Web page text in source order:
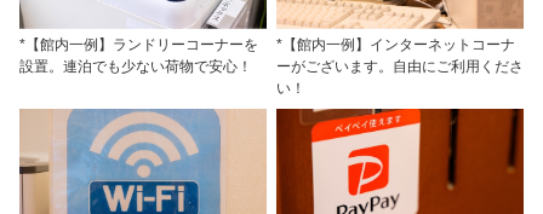
*【館内一例】ランドリーコーナーを
設置。連泊でも少ない荷物で安心！
*【館内一例】インターネットコーナ
ーがございます。自由にご利用くださ
い！